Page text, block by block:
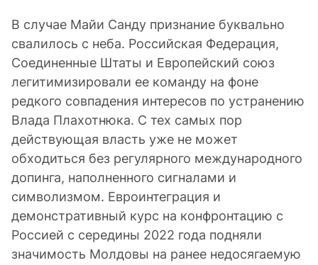
В случае Майи Санду признание буквально
свалилось с неба. Российская Федерация,
Соединенные Штаты и Европейский союз
легитимизировали ее команду на фоне
редкого совпадения интересов по устранению
Влада Плахотнюка. С тех самых пор
действующая власть уже не может
обходиться без регулярного международного
допинга, наполненного сигналами и
символизмом. Евроинтеграция и
демонстративный курс на конфронтацию с
Россией с середины 2022 года подняли
значимость Молдовы на ранее недосягаемую